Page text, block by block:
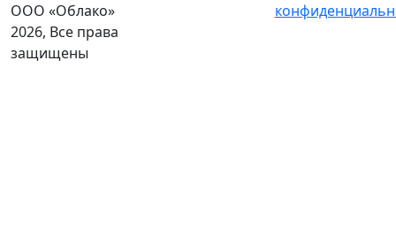
ООО «Облако»
2026, Все права
защищены